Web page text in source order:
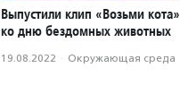
Выпустили клип «Возьми кота»
ко дню бездомных животных
19.08.2022 · Окружающая среда